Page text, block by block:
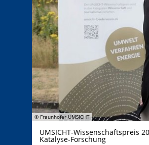
© Fraunhofer UMSICHT
UMSICHT-Wissenschaftspreis
Katalyse-Forschung